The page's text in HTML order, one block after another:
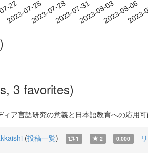
22
2023-07-252023-07-282023-07-312023-08-032023-08-06
3 favorites)
ィア言語研究の意義と日本語教育への応
(投稿一覧) 1 2 0.000